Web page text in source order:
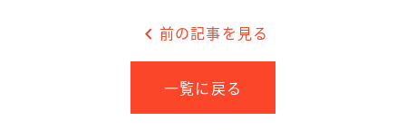
chevron_left 前の記事を見る
一覧に戻る